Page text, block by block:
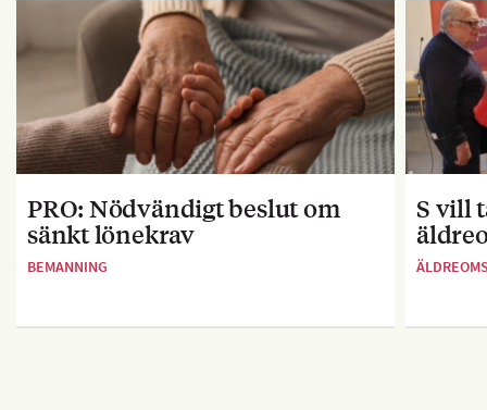
PRO: Nödvändigt beslut om
sänkt lönekrav
BEMANNING
S vill